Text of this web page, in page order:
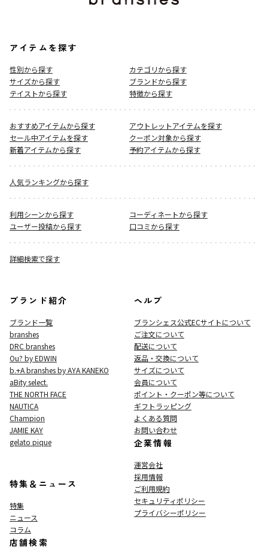
アイテムを探す
性別から探す
カテゴリから探す
サイズから探す
ブランドから探す
テイストから探す
特徴から探す
おすすめアイテムから探す
アウトレットアイテムを探す
セール中アイテムを探す
クーポン対象から探す
新着アイテムから探す
予約アイテムから探す
人気ランキングから探す
利用シーンから探す
コーディネートから探す
ユーザー投稿から探す
口コミから探す
詳細検索で探す
ブランド紹介
ブランド一覧
branshes
DRC branshes
Ou? by EDWIN
b.+A branshes by AYA KANEKO
aBity select.
THE NORTH FACE
NAUTICA
Champion
JAMIE KAY
gelato pique
特集＆ニュース
特集
ニュース
コラム
店舗検索
ヘルプ
ブランシェス公式ECサイトについて
ご注文について
配送について
返品・交換について
サイズについて
会員について
ポイント・クーポン等について
ギフトラッピング
よくある質問
お問い合わせ
企業情報
運営会社
採用情報
ご利用規約
セキュリティポリシー
プライバシーポリシー